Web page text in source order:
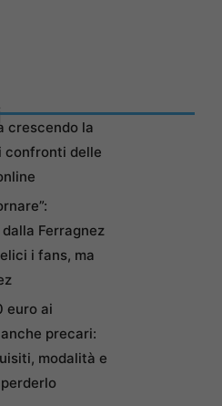
crescendo la
confronti delle
dalla Ferragnez
i fans, ma
euro ai
precari:
modalità e